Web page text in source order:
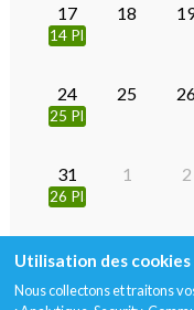
Utilisation des cookies
Nous collectons et traitons
17 18
14 Places
24 25
25 Places
31 1 2
26 Places